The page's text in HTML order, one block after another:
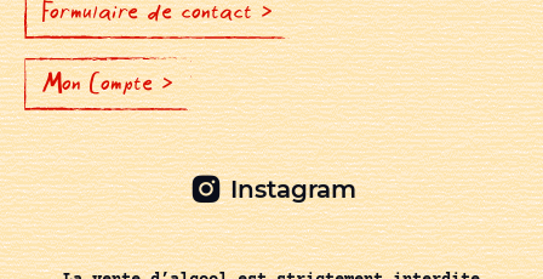
Formulaire de contact >
Mon Compte >
Instagram